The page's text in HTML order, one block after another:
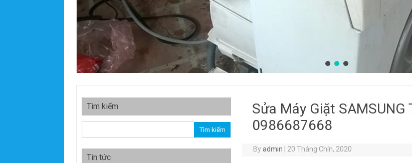
Sửa Máy Giặt SAMSUNG
0986687668
Byadmin 20 Tháng Chín, 2020
Tìm kiếm
Tin tức